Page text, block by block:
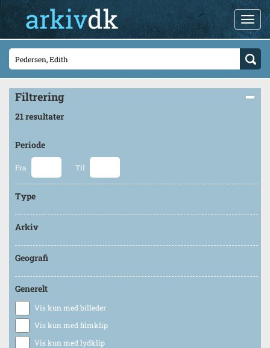
Filtrering
21 resultater
Periode
Fra Til
Type
Arkiv
Geografi
Generelt
Vis kun med billeder
Vis kun med filmklip
Vis kun med lydklip